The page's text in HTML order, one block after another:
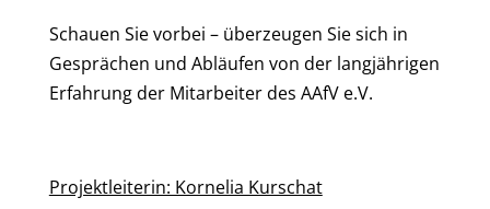
Schauen Sie vorbei – überzeugen Sie sich in
Gesprächen und Abläufen von der langjährigen
Erfahrung der Mitarbeiter des AAfV e.V.
Projektleiterin: Kornelia Kurschat